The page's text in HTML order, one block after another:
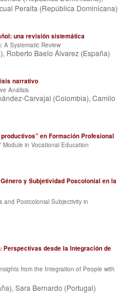
Peralta (República Dominicana)
una revisión sistemática
A Systematic Review
Roberto Baelo Álvarez (España)
narrativo
Análisis
Carvajal (Colombia), Camilo
en Formación Profesional
Module in Vocational Education
y Subjetividad Poscolonial en la
and Postcolonial Subjectivity in
Perspectivas desde la Integración de
from the Integration of People with
Sara Bernardo (Portugal)